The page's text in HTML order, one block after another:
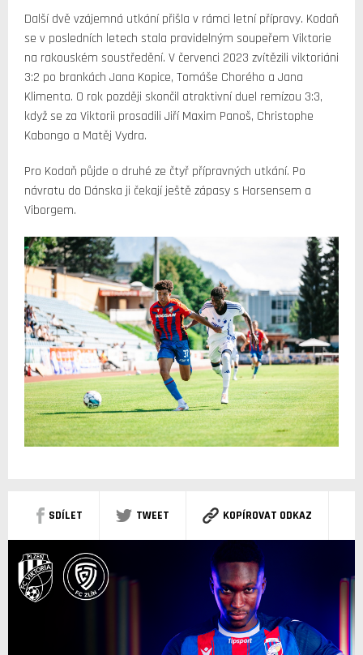
Další dvě vzájemná utkání přišla v rámci letní přípravy. Kodaň
se v posledních letech stala pravidelným soupeřem Viktorie
na rakouském soustředění. V červenci 2023 zvítězili viktoriáni
3:2 po brankách Jana Kopice, Tomáše Chorého a Jana
Klimenta. O rok později skončil atraktivní duel remízou 3:3,
když se za Viktorii prosadili Jiří Maxim Panoš, Christophe
Kabongo a Matěj Vydra.
Pro Kodaň půjde o druhé ze čtyř přípravných utkání. Po
návratu do Dánska ji čekají ještě zápasy s Horsensem a
Viborgem.
SDÍLET TWEET KOPÍROVAT ODKAZ